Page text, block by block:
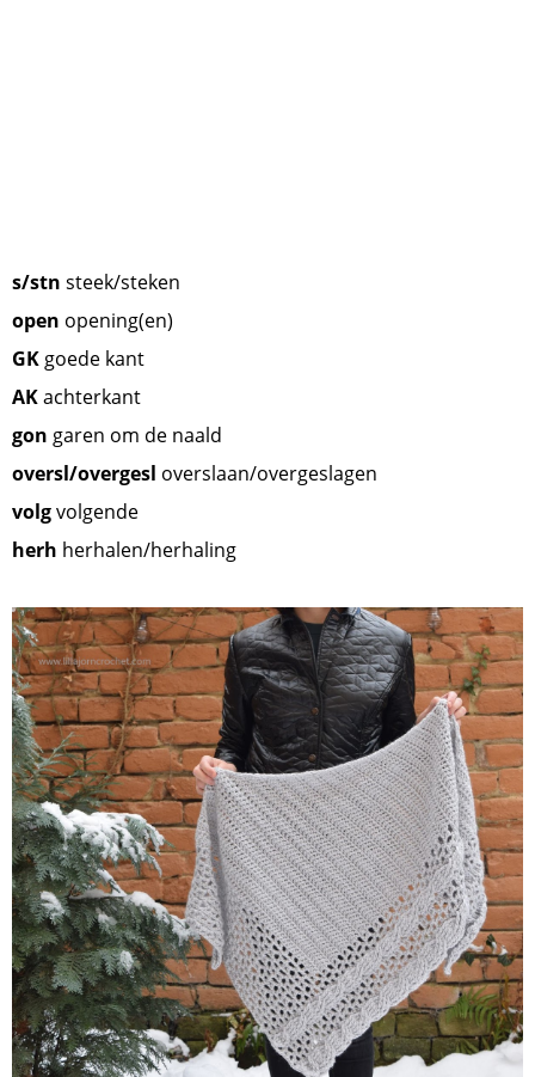
s/stn steek/steken
open opening(en)
GK goede kant
AKachterkant
gon garen om de naald
oversl/overgesl overslaan/overgeslagen
volgvolgende
herh herhalen/herhaling